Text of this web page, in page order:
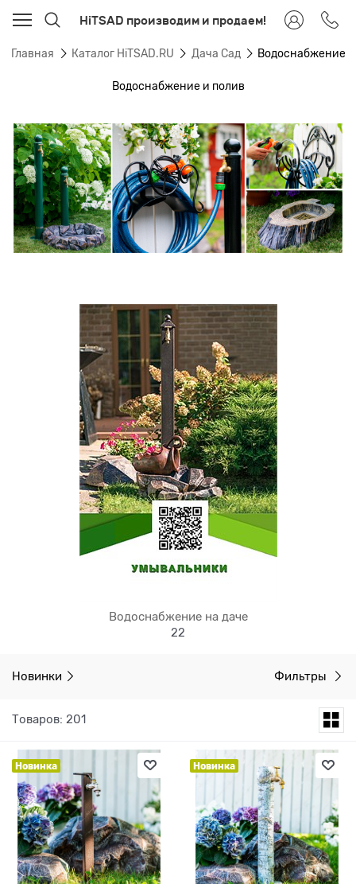
HiTSAD производим и продаем!
Главная Каталог HiTSAD.RU Дача Сад Водоснабжение
Водоснабжение и полив
Водоснабжение на даче
22
Новинки Фильтры
Товаров: 201
Новинка Новинка